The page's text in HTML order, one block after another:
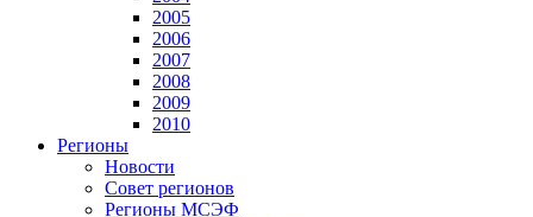
2005
2006
2007
2008
2009
2010
Регионы
Новости
Совет регионов
Регионы МСЭФ